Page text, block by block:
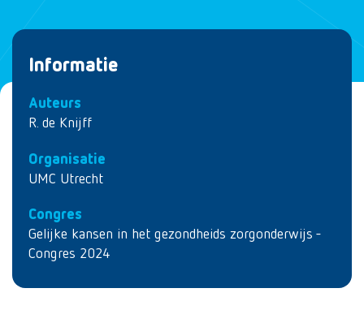
Informatie
Auteurs
R. de Knijff
Organisatie
UMC Utrecht
Congres
Gelijke kansen in het gezondheids zorgonderwijs -
Congres 2024